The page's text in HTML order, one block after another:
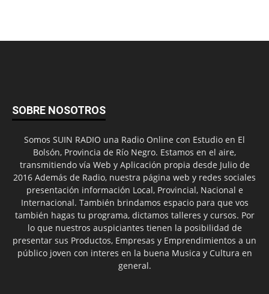
SOBRE NOSOTROS
Somos SUIN RADIO una Radio Online con Estudio en El
Bolsón, Provincia de Río Negro. Estamos en el aire,
transmitiendo vía Web y Aplicación propia desde Julio de
2016 Además de Radio, nuestra página web y redes sociales
presentación información Local, Provincial, Nacional e
Internacional. También brindamos espacio para que vos
también hagas tu programa, dictamos talleres y cursos. Por
lo que nuestros auspiciantes tienen la posibilidad de
presentar sus Productos, Empresas y Emprendimientos a un
público joven con interes en la buena Musica y Cultura en
general.